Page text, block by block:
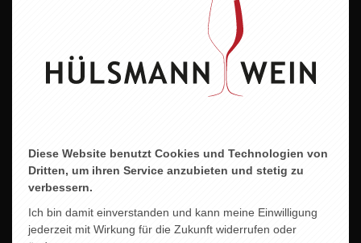
Deutschland
Jahrgang
2022
Alkoholgehalt
11,0 % vol.
Diese Website benutzt Cookies und Technologien von
Dritten, um ihren Service anzubieten und stetig zu
verbessern.
Ich bin damit einverstanden und kann meine Einwilligung
jederzeit mit Wirkung für die Zukunft widerrufen oder